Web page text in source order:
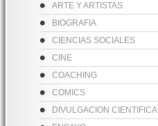
ARTE Y ARTISTAS
BIOGRAFIA
CIENCIAS SOCIALES
CINE
COACHING
COMICS
DIVULGACION CIENTIFICA